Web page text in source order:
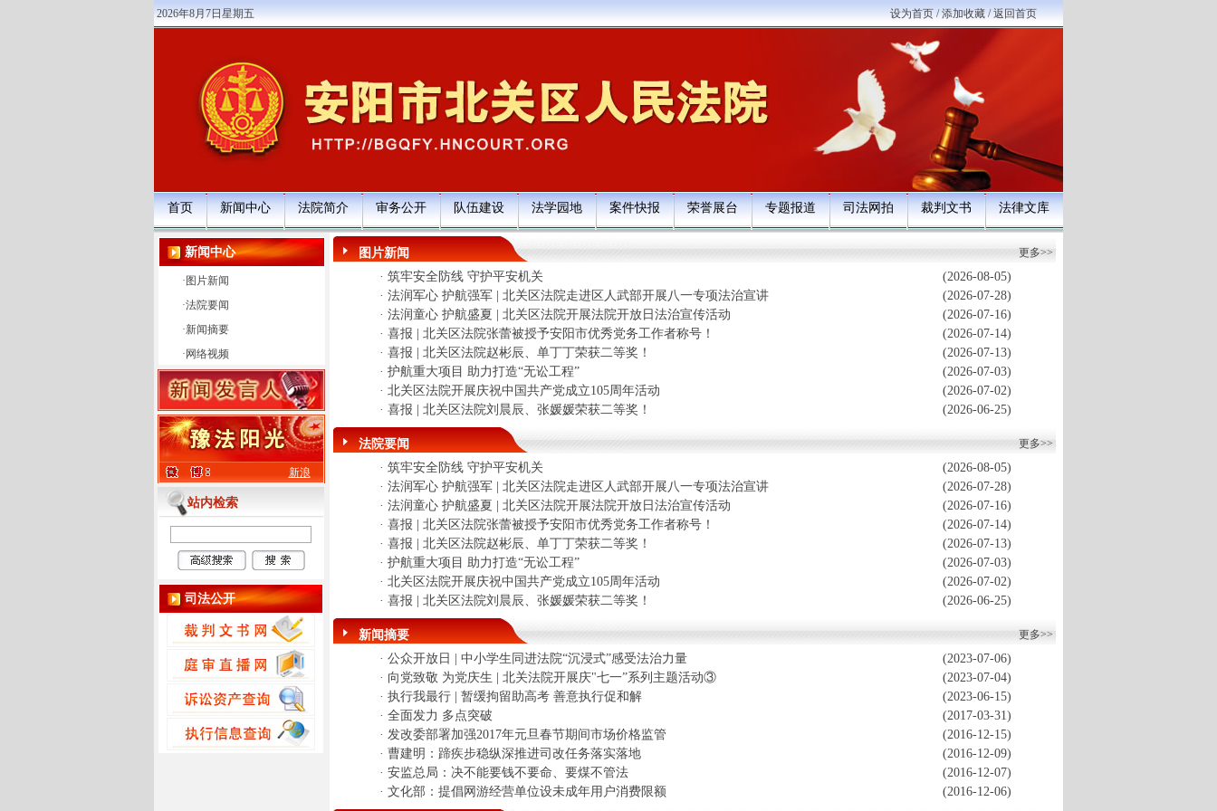
2026年8月7日星期五 设为首页/添加收藏/返回首页
首页 新闻中心 法院简介 审务公开 队伍建设 法学园地 案件快报 荣誉展台 专题报道 司法网拍 裁判文书 法律文库
新闻中心
· 图片新闻
·法院要闻
·新闻摘要
· 网络视频
新浪
站内检索
司法公开
图片新闻 更多>>
· 筑牢安全防线 守护平安机关
(2026-08-05)
· 法润军心 护航强军 | 北关区法院走进区人武部开展八一专项法治宣讲
(2026-07-28)
· 法润童心 护航盛夏 | 北关区法院开展法院开放日法治宣传活动
(2026-07-16)
· 喜报 | 北关区法院张蕾被授予安阳市优秀党务工作者称号！
(2026-07-14)
· 喜报 | 北关区法院赵彬辰、单丁丁荣获二等奖！
(2026-07-13)
· 护航重大项目 助力打造“无讼工程”
(2026-07-03)
· 北关区法院开展庆祝中国共产党成立105周年活动
(2026-07-02)
· 喜报 | 北关区法院刘晨辰、张媛媛荣获二等奖！ (2026-06-25)
法院要闻 更多>>
· 筑牢安全防线 守护平安机关
(2026-08-05)
· 法润军心 护航强军 | 北关区法院走进区人武部开展八一专项法治宣讲
(2026-07-28)
· 法润童心 护航盛夏 | 北关区法院开展法院开放日法治宣传活动
(2026-07-16)
· 喜报 | 北关区法院张蕾被授予安阳市优秀党务工作者称号！
(2026-07-14)
· 喜报 | 北关区法院赵彬辰、单丁丁荣获二等奖！
(2026-07-13)
· 护航重大项目 助力打造“无讼工程”
(2026-07-03)
· 北关区法院开展庆祝中国共产党成立105周年活动
(2026-07-02)
· 喜报 | 北关区法院刘晨辰、张媛媛荣获二等奖！ (2026-06-25)
新闻摘要 更多>>
· 公众开放日 | 中小学生同进法院“沉浸式”感受法治力量
(2023-07-06)
· 向党致敬 为党庆生 | 北关法院开展庆"七一”系列主题活动③
(2023-07-04)
· 执行我最行 | 暂缓拘留助高考 善意执行促和解
(2023-06-15)
· 全面发力 多点突破
(2017-03-31)
· 发改委部署加强2017年元旦春节期间市场价格监管
(2016-12-15)
· 曹建明：蹄疾步稳纵深推进司改任务落实落地
(2016-12-09)
· 安监总局：决不能要钱不要命、要煤不管法
(2016-12-07)
· 文化部：提倡网游经营单位设未成年用户消费限额 (2016-12-06)